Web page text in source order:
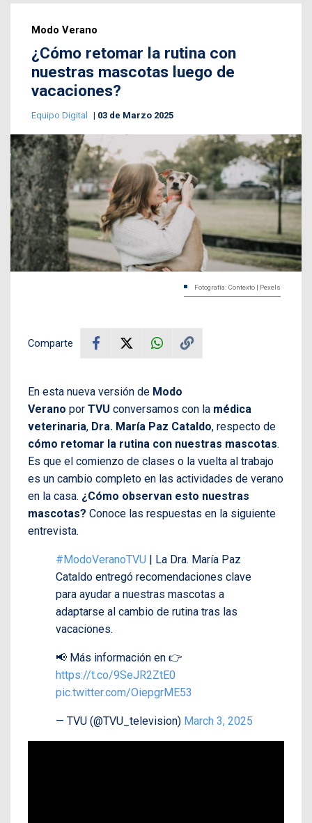
Modo Verano
¿Cómo retomar la rutina con
nuestras mascotas luego de
vacaciones?
Equipo Digital 03 de Marzo 2025
Fotografía: Contexto | Pexels
Comparte
En esta nueva versión de Modo
Verano por TVU conversamos con la médica
veterinaria, Dra. María Paz Cataldo, respecto de
cómo retomar la rutina con nuestras mascotas.
Es que el comienzo de clases o la vuelta al trabajo
es un cambio completo en las actividades de verano
en la casa. ¿Cómo observan esto nuestras
mascotas? Conoce las respuestas en la siguiente
entrevista.
#ModoVeranoTVU | La Dra. María Paz
Cataldo entregó recomendaciones clave
para ayudar a nuestras mascotas a
adaptarse al cambio de rutina tras las
vacaciones.
📢 Más información en 👉
https://t.co/9SeJR2ZtE0
pic.twitter.com/OiepgrME53
— TVU (@TVU_television) March 3, 2025